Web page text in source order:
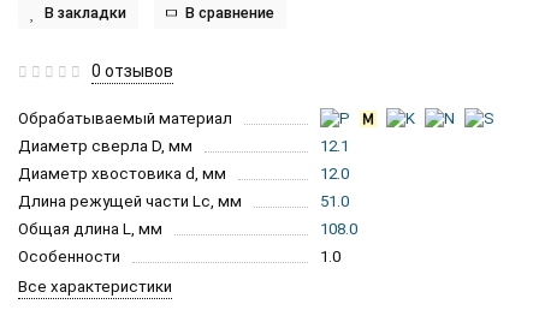
В закладки В сравнение
0 отзывов
Обрабатываемый материал
Диаметр сверла D, мм
12.1
Диаметр хвостовика d, мм
12.0
Длина режущей части Lc, мм
51.0
Общая длина L, мм
108.0
Особенности
1.0
Все характеристики